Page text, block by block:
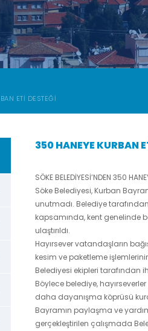
ETİ DESTEĞİ
350 HANEYE KURBAN
SÖKE BELEDİYESİ’NDEN 350
Söke Belediyesi, Kurban
unutmadı. Belediye
kapsamında, kent genelinde
ulaştırıldı.
Hayırsever vatandaşların
kesim ve paketleme
Belediyesi ekipleri tarafından
Böylece belediye,
daha dayanışma köprüsü
Bayramın paylaşma ve
gerçekleştirilen çalışmada